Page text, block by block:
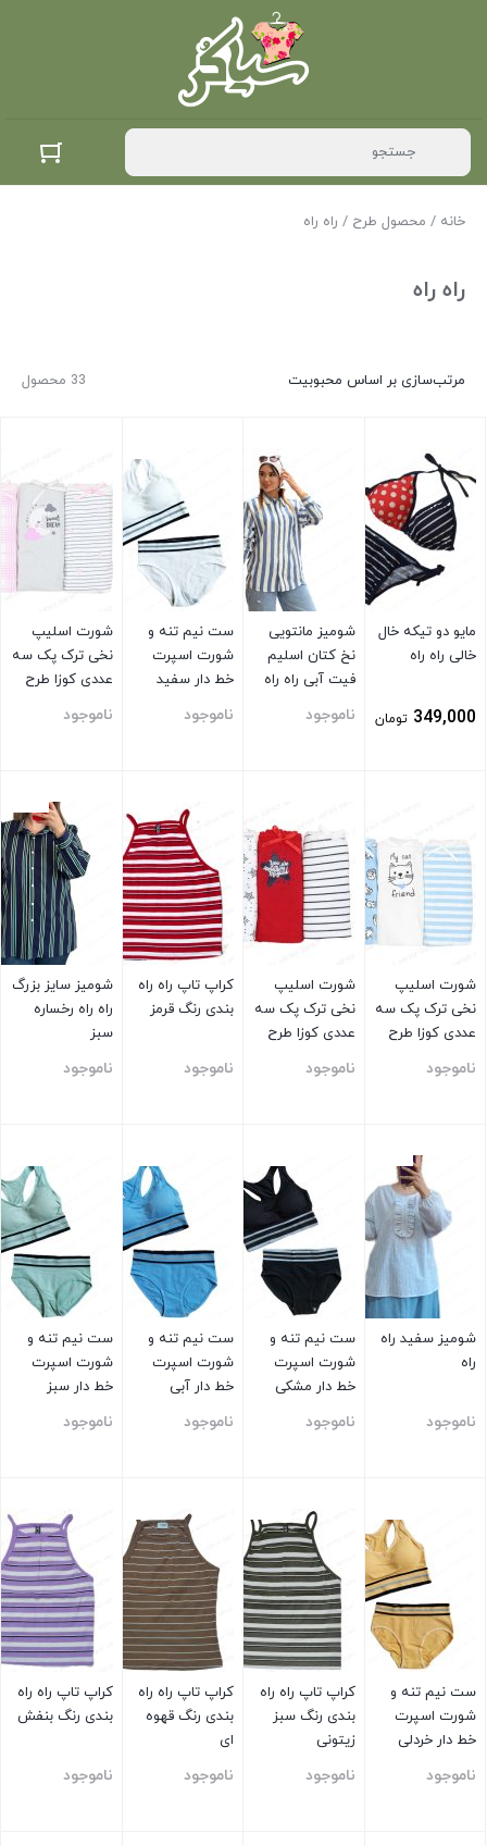
خانه / محصول طرح / راه راه
راه راه
33 محصول مرتب‌سازی بر اساس محبوبیت
مایو دو تیکه خال
خالی راه راه
349,000 تومان
شومیز مانتویی
نخ کتان اسلیم
فیت آبی راه راه
ناموجود
ست نیم تنه و
شورت اسپرت
خط دار سفید
ناموجود
شورت اسلیپ
نخی ترک پک سه
عددی کوزا طرح
ناموجود
شورت اسلیپ
نخی ترک پک سه
عددی کوزا طرح
ناموجود
شورت اسلیپ
نخی ترک پک سه
عددی کوزا طرح
ناموجود
کراپ تاپ راه راه
بندی رنگ قرمز
ناموجود
شومیز سایز بزرگ
راه راه رخساره
سبز
ناموجود
شومیز سفید راه
راه
ناموجود
ست نیم تنه و
شورت اسپرت
خط دار مشکی
ناموجود
ست نیم تنه و
شورت اسپرت
خط دار آبی
ناموجود
ست نیم تنه و
شورت اسپرت
خط دار سبز
ناموجود
ست نیم تنه و
شورت اسپرت
خط دار خردلی
ناموجود
کراپ تاپ راه راه
بندی رنگ سبز
زیتونی
ناموجود
کراپ تاپ راه راه
بندی رنگ قهوه
ای
ناموجود
کراپ تاپ راه راه
بندی رنگ بنفش
ناموجود